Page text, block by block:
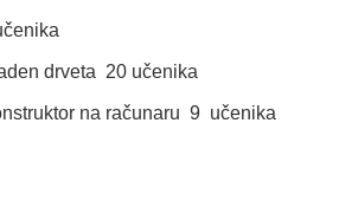
drveta 20 učenika
na računaru 9 učenika